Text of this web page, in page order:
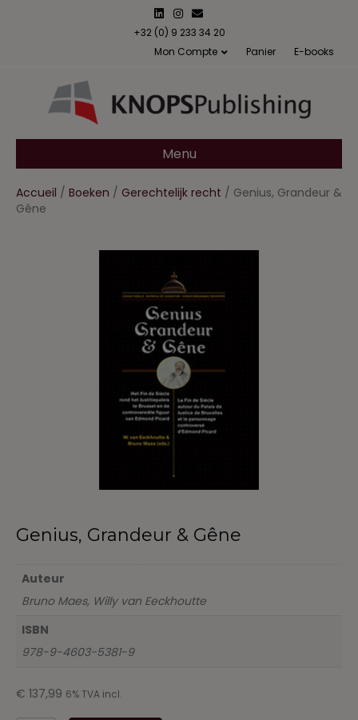
n
n
s
a
m
m
a
l
+32 (0) 9 233 34 20
Mon Compte
Panier E-books
Menu
Accueil / Boeken / Gerechtelijk recht / Genius, Grandeur &
Gêne
Genius, Grandeur & Gêne
Auteur
Bruno Maes, Willy van Eeckhoutte
ISBN
978-9-4603-5381-9
€ 137,99 6% TVA incl.